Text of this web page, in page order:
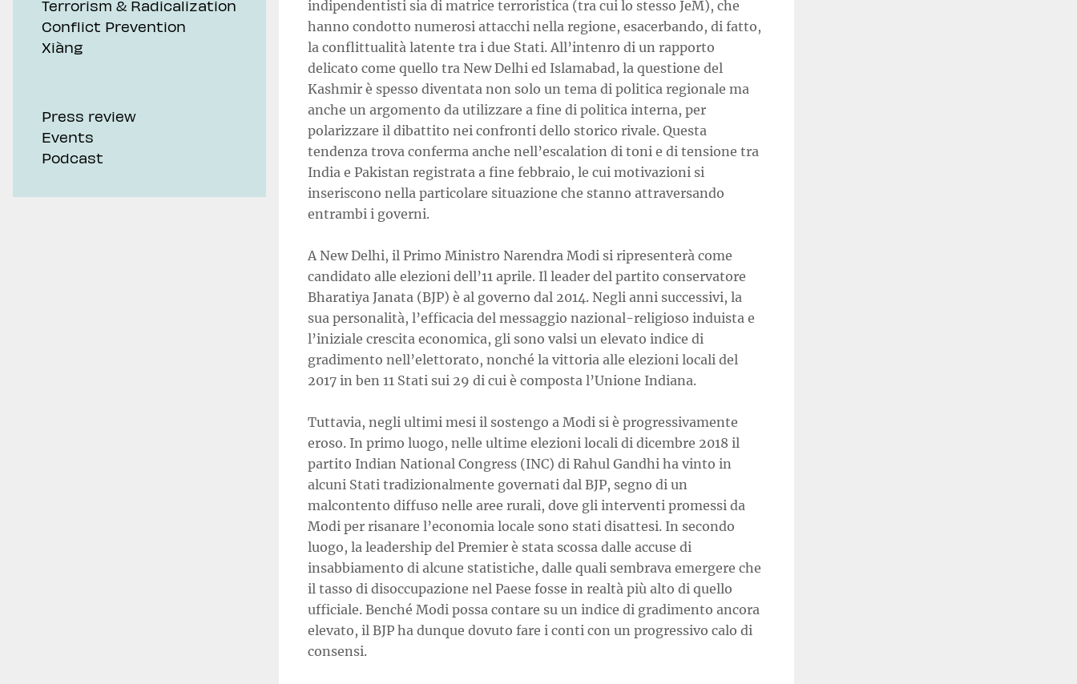
Terrorism & Radicalization
Conflict Prevention
Xiàng
Press review
Events
Podcast
indipendentisti sia di matrice terroristica (tra cui lo stesso JeM), che
hanno condotto numerosi attacchi nella regione, esacerbando, di fatto,
la conflittualità latente tra i due Stati. All’intenro di un rapporto
delicato come quello tra New Delhi ed Islamabad, la questione del
Kashmir è spesso diventata non solo un tema di politica regionale ma
anche un argomento da utilizzare a fine di politica interna, per
polarizzare il dibattito nei confronti dello storico rivale. Questa
tendenza trova conferma anche nell’escalation di toni e di tensione tra
India e Pakistan registrata a fine febbraio, le cui motivazioni si
inseriscono nella particolare situazione che stanno attraversando
entrambi i governi.
A New Delhi, il Primo Ministro Narendra Modi si ripresenterà come
candidato alle elezioni dell’11 aprile. Il leader del partito conservatore
Bharatiya Janata (BJP) è al governo dal 2014. Negli anni successivi, la
sua personalità, l’efficacia del messaggio nazional-religioso induista e
l’iniziale crescita economica, gli sono valsi un elevato indice di
gradimento nell’elettorato, nonché la vittoria alle elezioni locali del
2017 in ben 11 Stati sui 29 di cui è composta l’Unione Indiana.
Tuttavia, negli ultimi mesi il sostengo a Modi si è progressivamente
eroso. In primo luogo, nelle ultime elezioni locali di dicembre 2018 il
partito Indian National Congress (INC) di Rahul Gandhi ha vinto in
alcuni Stati tradizionalmente governati dal BJP, segno di un
malcontento diffuso nelle aree rurali, dove gli interventi promessi da
Modi per risanare l’economia locale sono stati disattesi. In secondo
luogo, la leadership del Premier è stata scossa dalle accuse di
insabbiamento di alcune statistiche, dalle quali sembrava emergere che
il tasso di disoccupazione nel Paese fosse in realtà più alto di quello
ufficiale. Benché Modi possa contare su un indice di gradimento ancora
elevato, il BJP ha dunque dovuto fare i conti con un progressivo calo di
consensi.